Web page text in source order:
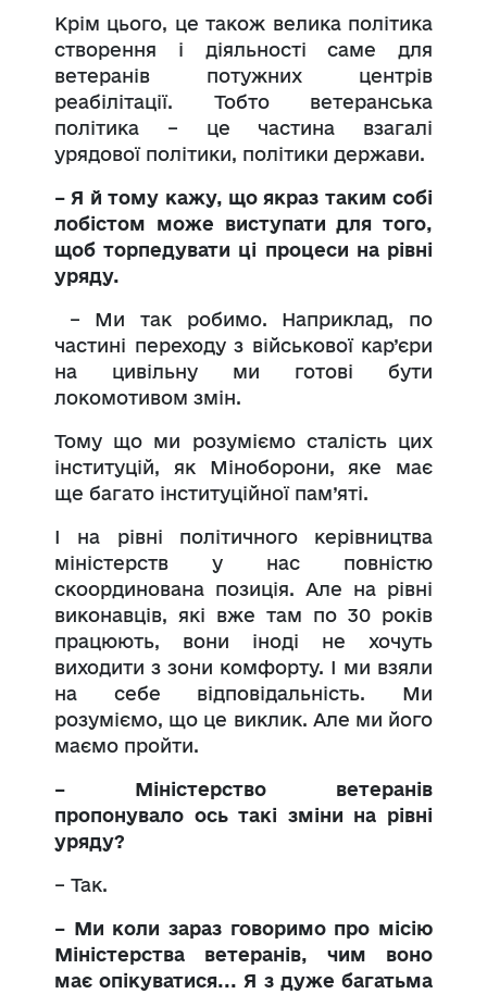
Крім цього, це також велика політика
створення і діяльності саме для
ветеранів потужних центрів
реабілітації. Тобто ветеранська
політика – це частина взагалі
урядової політики, політики держави.
– Я й тому кажу, що якраз таким собі
лобістом може виступати для того,
щоб торпедувати ці процеси на рівні
уряду.
– Ми так робимо. Наприклад, по
частині переходу з військової кар’єри
на цивільну ми готові бути
локомотивом змін.
Тому що ми розуміємо сталість цих
інституцій, як Міноборони, яке має
ще багато інституційної пам’яті.
І на рівні політичного керівництва
міністерств у нас повністю
скоординована позиція. Але на рівні
виконавців, які вже там по 30 років
працюють, вони іноді не хочуть
виходити з зони комфорту. І ми взяли
на себе відповідальність. Ми
розуміємо, що це виклик. Але ми його
маємо пройти.
– Міністерство ветеранів
пропонувало ось такі зміни на рівні
уряду?
– Так.
– Ми коли зараз говоримо про місію
Міністерства ветеранів, чим воно
має опікуватися... Я з дуже багатьма